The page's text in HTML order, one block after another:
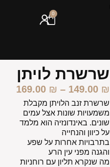
0
שרשרת לויתן
149.00 ₪
–
169.00 ₪
שרשרת זנב הלויתן מקבלת
משמעויות שונות אצל עמים
שונים. באינדונזיה הוא מלמד
על כיוון והנחייה
בתרבויות אחרות על שפע
והגנה מפני עין הרע
מה שנקרא תליון עם רוחניות